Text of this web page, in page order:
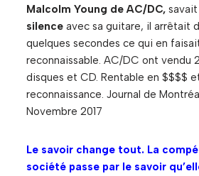
Malcolm Young de AC/DC, savait
silenceavec sa guitare, il arrêtait
quelques secondes ce qui en
reconnaissable. AC/DC ont vendu
disques et CD. Rentable en $$$$
reconnaissance. Journal de
Novembre 2017
Le savoir change tout. La
société passe par le savoir